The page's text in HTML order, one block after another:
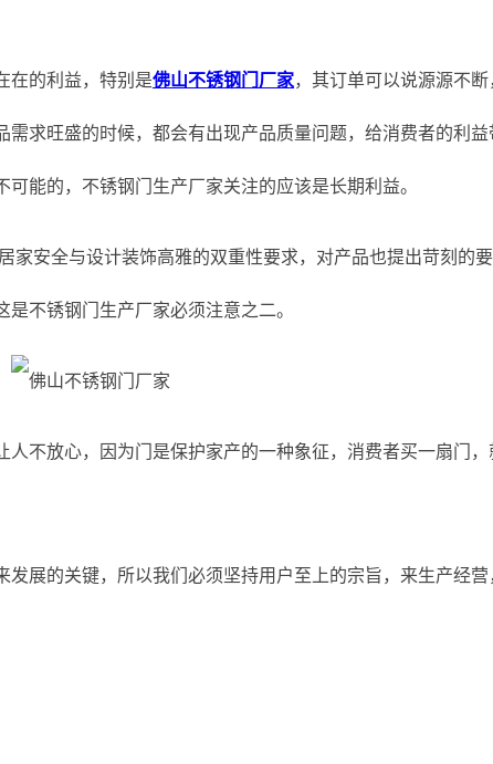
在的利益，特别是佛山不锈钢门厂家，其订单可以说源源不
求旺盛的时候，都会有出现产品质量问题，给消费者的利
能的，不锈钢门生产厂家关注的应该是长期利益。
安全与设计装饰高雅的双重性要求，对产品也提出苛刻的
不锈钢门生产厂家必须注意之二。
不放心，因为门是保护家产的一种象征，消费者买一扇门
展的关键，所以我们必须坚持用户至上的宗旨，来生产经营